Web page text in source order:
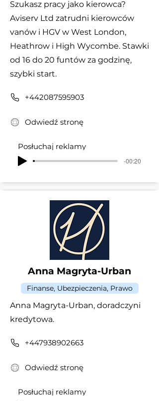
Szukasz pracy jako kierowca?
Aviserv Ltd zatrudni kierowców
vanów i HGV w West London,
Heathrow i High Wycombe. Stawki
od 16 do 20 funtów za godzinę,
szybki start.
+442087595903
Odwiedź stronę
Posłuchaj reklamy
-00:20
Anna Magryta-Urban
Finanse, Ubezpieczenia, Prawo
Anna Magryta-Urban, doradczyni
kredytowa.
+447938902663
Odwiedź stronę
Posłuchaj reklamy